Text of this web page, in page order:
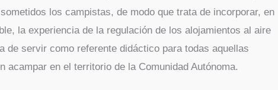
los campistas, de modo que trata de incorporar, en
la experiencia de la regulación de los alojamientos al aire
de servir como referente didáctico para todas aquellas
acampar en el territorio de la Comunidad Autónoma.